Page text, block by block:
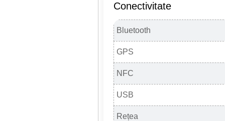
Conectivitate
Bluetooth
GPS
NFC
USB
Rețea